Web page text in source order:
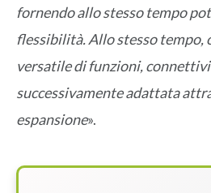
fornendo allo stesso tempo
flessibilità. Allo stesso tempo,
versatile di funzioni,
successivamente adattata
espansione».